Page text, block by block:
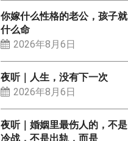
你嫁什么性格的老公，孩子就
什么命
2026年8月6日
夜听｜人生，没有下一次
2026年8月6日
夜听｜婚姻里最伤人的，不是
冷战，不是出轨，而是